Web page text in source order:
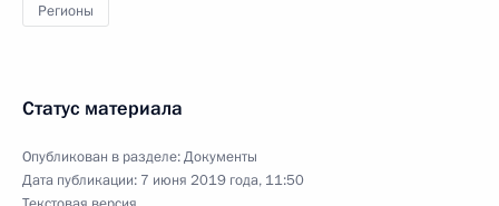
Регионы
Статус материала
Опубликован в разделе:Документы
Дата публикации: 7 июня 2019 года, 11:50